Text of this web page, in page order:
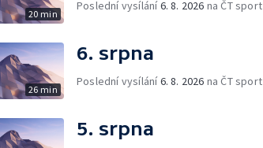
20 min
Poslední vysílání6. 8. 2026 na ČT sport
26 min
6. srpna
Poslední vysílání6. 8. 2026 na ČT sport
5. srpna